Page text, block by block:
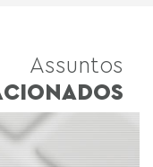
Assuntos